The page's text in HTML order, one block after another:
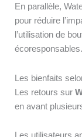
En parallèle,
pour réduire
l’utilisation de
écoresponsables.
Les bienfaits
Les retours sur
en avant